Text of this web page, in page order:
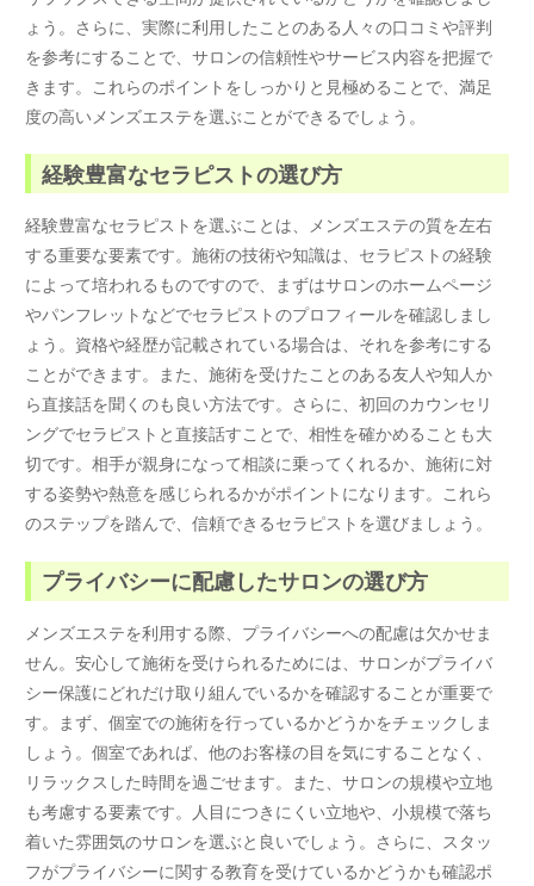
ょう。さらに、実際に利用したことのある人々の口コミや評判
を参考にすることで、サロンの信頼性やサービス内容を把握で
きます。これらのポイントをしっかりと見極めることで、満足
度の高いメンズエステを選ぶことができるでしょう。
経験豊富なセラピストの選び方
経験豊富なセラピストを選ぶことは、メンズエステの質を左右
する重要な要素です。施術の技術や知識は、セラピストの経験
によって培われるものですので、まずはサロンのホームページ
やパンフレットなどでセラピストのプロフィールを確認しまし
ょう。資格や経歴が記載されている場合は、それを参考にする
ことができます。また、施術を受けたことのある友人や知人か
ら直接話を聞くのも良い方法です。さらに、初回のカウンセリ
ングでセラピストと直接話すことで、相性を確かめることも大
切です。相手が親身になって相談に乗ってくれるか、施術に対
する姿勢や熱意を感じられるかがポイントになります。これら
のステップを踏んで、信頼できるセラピストを選びましょう。
プライバシーに配慮したサロンの選び方
メンズエステを利用する際、プライバシーへの配慮は欠かせま
せん。安心して施術を受けられるためには、サロンがプライバ
シー保護にどれだけ取り組んでいるかを確認することが重要で
す。まず、個室での施術を行っているかどうかをチェックしま
しょう。個室であれば、他のお客様の目を気にすることなく、
リラックスした時間を過ごせます。また、サロンの規模や立地
も考慮する要素です。人目につきにくい立地や、小規模で落ち
着いた雰囲気のサロンを選ぶと良いでしょう。さらに、スタッ
フがプライバシーに関する教育を受けているかどうかも確認ポ